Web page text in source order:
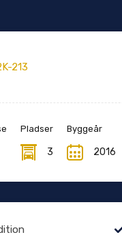
213
Pladser
3
Byggeår
2016